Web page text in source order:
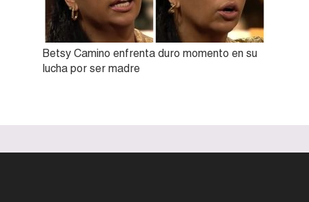
Betsy Camino enfrenta duro momento en su
lucha por ser madre